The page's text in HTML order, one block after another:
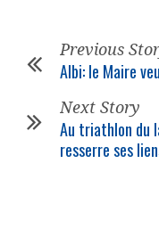
Previous
Albi: le Maire
Next Story
Au triathlon du
resserre ses